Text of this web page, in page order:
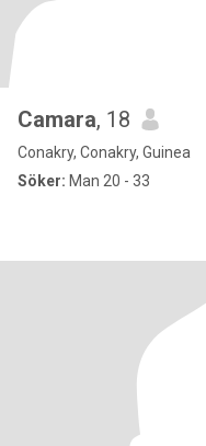
Camara, 18
Conakry, Conakry, Guinea
Söker: Man 20 - 33